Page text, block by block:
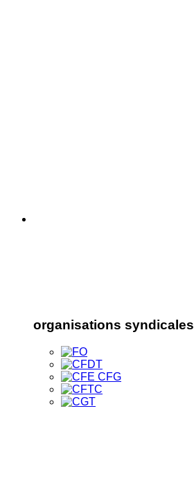
organisations syndicales